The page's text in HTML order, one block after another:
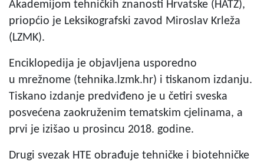
Akademijom tehničkih znanosti Hrvatske (HATZ),
priopćio je Leksikografski zavod Miroslav Krleža
(LZMK).
Enciklopedija je objavljena usporedno
u mrežnome (tehnika.lzmk.hr) i tiskanom izdanju.
Tiskano izdanje predviđeno je u četiri sveska
posvećena zaokruženim tematskim cjelinama, a
prvi je izišao u prosincu 2018. godine.
Drugi svezak HTE obrađuje tehničke i biotehničke